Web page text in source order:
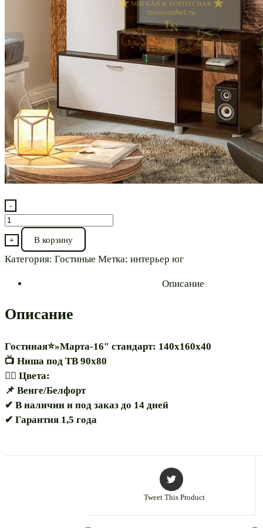
-
Количество
товара
Гостиная⭐"Марта-16
140"
+ В корзину
Категория: Гостиные Метка: интерьер юг
Описание
Описание
Гостиная⭐»Марта-16″ стандарт: 140х160х40
📺 Ниша под ТВ 90х80
🏳️‍🌈 Цвета:
📌 Венге/Белфорт
✔ В наличии и под заказ до 14 дней
✔ Гарантия 1,5 года
Tweet This Product